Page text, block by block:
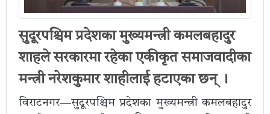
सुदूरपश्चिम प्रदेशका मुख्यमन्त्री कमलबहादुर
शाहले सरकारमा रहेका एकीकृत समाजवादीका
मन्त्री नरेशकुमार शाहीलाई हटाएका छन् ।
विराटनगर—सुदूरपश्चिम प्रदेशका मुख्यमन्त्री कमलबहादुर